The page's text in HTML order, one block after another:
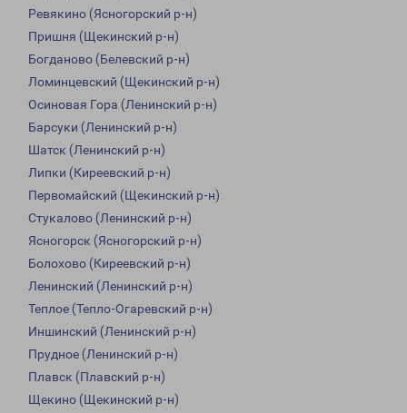
Ревякино (Ясногорский р-н)
Пришня (Щекинский р-н)
Богданово (Белевский р-н)
Ломинцевский (Щекинский р-н)
Осиновая Гора (Ленинский р-н)
Барсуки (Ленинский р-н)
Шатск (Ленинский р-н)
Липки (Киреевский р-н)
Первомайский (Щекинский р-н)
Стукалово (Ленинский р-н)
Ясногорск (Ясногорский р-н)
Болохово (Киреевский р-н)
Ленинский (Ленинский р-н)
Теплое (Тепло-Огаревский р-н)
Иншинский (Ленинский р-н)
Прудное (Ленинский р-н)
Плавск (Плавский р-н)
Щекино (Щекинский р-н)